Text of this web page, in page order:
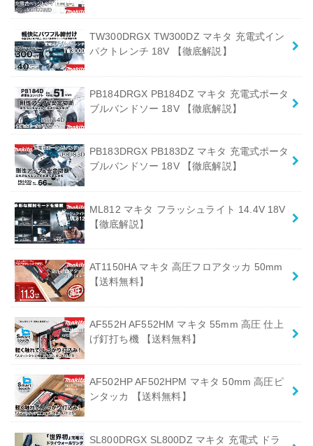
TW300DRGX TW300DZ マキタ 充電式イン
パクトレンチ 18V 【徹底解説】
PB184DRGX PB184DZ マキタ 充電式ポータ
ブルバンドソー 18V 【徹底解説】
PB183DRGX PB183DZ マキタ 充電式ポータ
ブルバンドソー 18V 【徹底解説】
ML812 マキタ フラッシュライト 14.4V 18V
【徹底解説】
AT1150HA マキタ 高圧フロアタッカ 50mm
【送料無料】
AF552H AF552HM マキタ 55mm 高圧 仕上
げ釘打ち機 【送料無料】
AF502HP AF502HPM マキタ 50mm 高圧ピ
ンタッカ 【送料無料】
SL800DRGX SL800DZ マキタ 充電式 ドラ